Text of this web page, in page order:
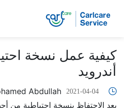
كيفية عمل نسخة
أندرويد
2021-04-04
Abdullah